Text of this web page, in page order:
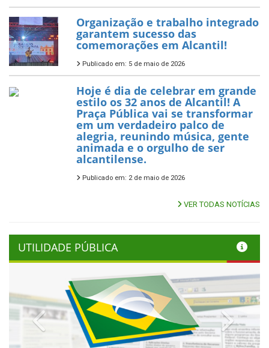
Organização e trabalho integrado
garantem sucesso das
comemorações em Alcantil!
Publicado em: 5 de maio de 2026
Hoje é dia de celebrar em grande
estilo os 32 anos de Alcantil! A
Praça Pública vai se transformar
em um verdadeiro palco de
alegria, reunindo música, gente
animada e o orgulho de ser
alcantilense.
Publicado em: 2 de maio de 2026
VER TODAS NOTÍCIAS
UTILIDADE PÚBLICA
Previous Next